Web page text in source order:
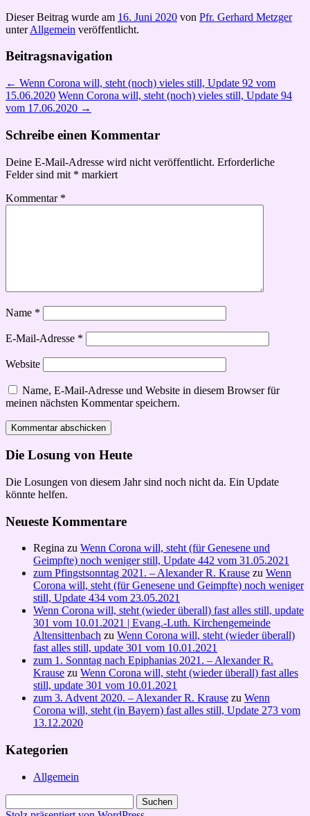
Dieser Beitrag wurde am 16. Juni 2020 von Pfr. Gerhard Metzger
unterAllgemein veröffentlicht.
Beitragsnavigation
← Wenn Corona will, steht (noch) vieles still, Update 92 vom
15.06.2020 Wenn Corona will, steht (noch) vieles still, Update 94
vom 17.06.2020 →
Schreibe einen Kommentar
Deine E-Mail-Adresse wird nicht veröffentlicht. Erforderliche
Felder sind mit * markiert
Kommentar *
Name *
E-Mail-Adresse *
Website
Name, E-Mail-Adresse und Website in diesem Browser für
meinen nächsten Kommentar speichern.
Die Losung von Heute
Die Losungen von diesem Jahr sind noch nicht da. Ein Update
könnte helfen.
Neueste Kommentare
Regina zu Wenn Corona will, steht (für Genesene und
Geimpfte) noch weniger still, Update 442 vom 31.05.2021
zum Pfingstsonntag 2021. – Alexander R. Krause zu Wenn
Corona will, steht (für Genesene und Geimpfte) noch weniger
still, Update 434 vom 23.05.2021
Wenn Corona will, steht (wieder überall) fast alles still, update
301 vom 10.01.2021 | Evang.-Luth. Kirchengemeinde
Altensittenbach zu Wenn Corona will, steht (wieder überall)
fast alles still, update 301 vom 10.01.2021
zum 1. Sonntag nach Epiphanias 2021. – Alexander R.
Krause zu Wenn Corona will, steht (wieder überall) fast alles
still, update 301 vom 10.01.2021
zum 3. Advent 2020. – Alexander R. Krause zu Wenn
Corona will, steht (in Bayern) fast alles still, Update 273 vom
13.12.2020
Kategorien
Allgemein
nach: